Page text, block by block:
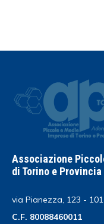
Associazione
di Torino e Provincia
via Pianezza, 123 -
C.F. 80088460011